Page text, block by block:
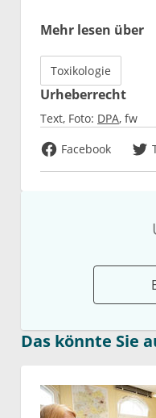
Mehr lesen über
Toxikologie
Urheberrecht
Text, Foto: DPA fw
Facebook
Das könnte Sie